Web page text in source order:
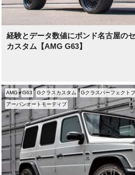
経験とデータ数値にボンド名古屋の
カスタム【AMG G63】
AMG G63 Gクラスカスタム Gクラスパーフェクト
アーバンオートモーティブ